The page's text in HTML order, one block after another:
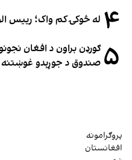
۴ له څوکۍ کم واک؛ رییس
۵ ګورډن براون د افغان
صندوق د جوړېدو
پروګرامونه
افغانستان